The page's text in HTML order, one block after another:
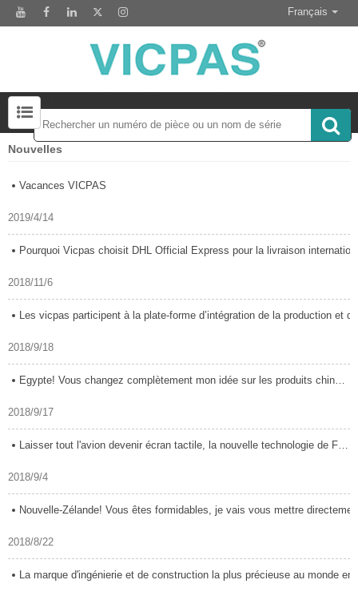
Français
Écrans tactiles-Claviers-Écrans et plus Rechercher 50000 Inventaire
Nouvelles
Vacances VICPAS
2019/4/14
Pourquoi Vicpas choisit DHL Official Express pour la livraison internationale.
2018/11/6
Les vicpas participent à la plate-forme d’intégration de la production et de
2018/9/18
Egypte! Vous changez complètement mon idée sur les produits chinois.
2018/9/17
Laisser tout l'avion devenir écran tactile, la nouvelle technologie de Fujitsu
2018/9/4
Nouvelle-Zélande! Vous êtes formidables, je vais vous mettre directement
2018/8/22
La marque d'ingénierie et de construction la plus précieuse au monde en 2018